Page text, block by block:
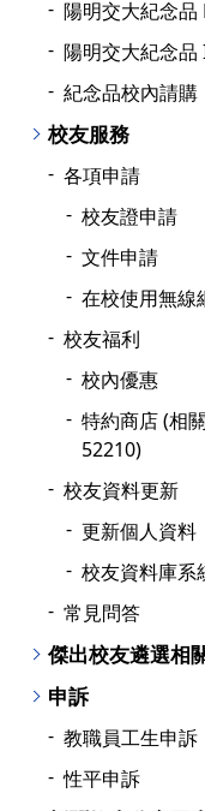
陽明交大紀念品
陽明交大紀念品
紀念品校內請購
校友服務
各項申請
校友證申請
文件申請
在校使用無線
校友福利
校內優惠
特約商店 (相
52210)
校友資料更新
更新個人資料
校友資料庫系
常見問答
傑出校友遴選相
申訴
教職員工生申訴
性平申訴